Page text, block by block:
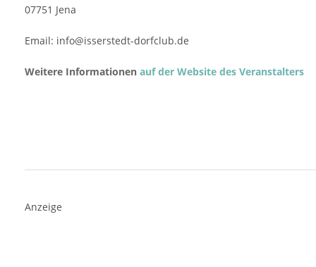
07751 Jena
Email: info@isserstedt-dorfclub.de
Weitere Informationen auf der Website des Veranstalters
Anzeige